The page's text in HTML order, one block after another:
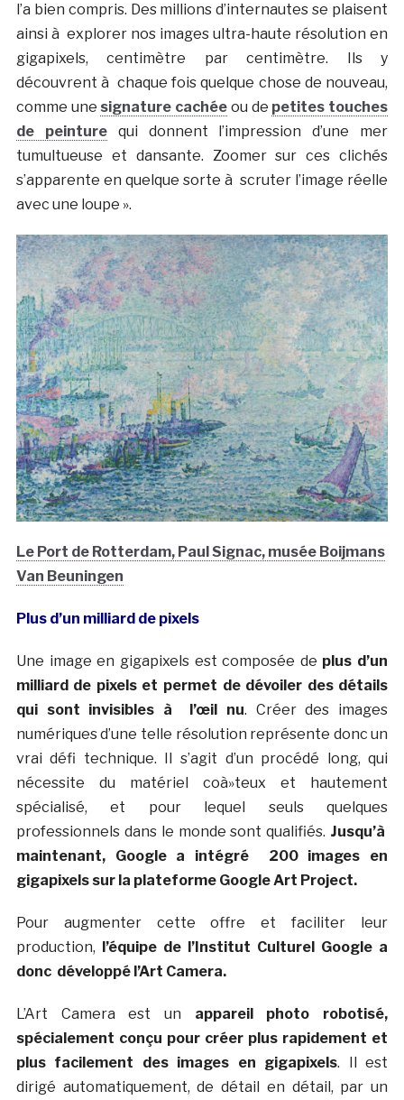
l’a bien compris. Des millions d’internautes se plaisent
ainsi à explorer nos images ultra-haute résolution en
gigapixels, centimètre par centimètre. Ils y
découvrent à chaque fois quelque chose de nouveau,
comme une signature cachée ou de petites touches
de peinturequi donnent l’impression d’une mer
tumultueuse et dansante. Zoomer sur ces clichés
s’apparente en quelque sorte à scruter l’image réelle
avec une loupe ».
Le Port de Rotterdam, Paul Signac, musée Boijmans
Van Beuningen
Plus d’un milliard de pixels
Une image en gigapixels est composée de plus d’un
milliard de pixels et permet de dévoiler des détails
qui sont invisibles à l’œil nu. Créer des images
numériques d’une telle résolution représente donc un
vrai défi technique. Il s’agit d’un procédé long, qui
nécessite du matériel coà»teux et hautement
spécialisé, et pour lequel seuls quelques
professionnels dans le monde sont qualifiés. Jusqu’à
maintenant, Google a intégré 200 images en
gigapixels sur la plateforme Google Art Project.
Pour augmenter cette offre et faciliter leur
production, l’équipe de l’Institut Culturel Google a
donc développé l’Art Camera.
L’Art Camera est un appareil photo robotisé,
spécialement conçu pour créer plus rapidement et
plus facilement des images en gigapixels. Il est
dirigé automatiquement, de détail en détail, par un